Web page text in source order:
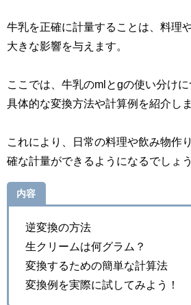
牛乳を正確に計量することは、料理
大きな影響を与えます。
ここでは、牛乳のmlとgの使い分けに
具体的な変換方法や計算例を紹介しま
これにより、日常の料理や飲み物作
確な計量ができるようになるでしょう
内容
逆変換の方法
生クリームは何グラム？
変換するための簡単な計算法
変換例を実際に試してみよう！